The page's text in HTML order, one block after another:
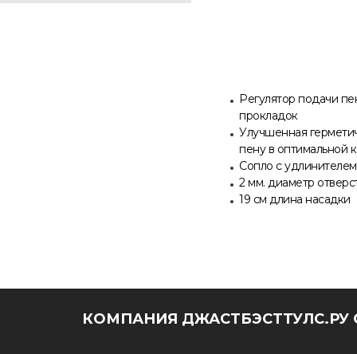
Регулятор подачи
прокладок
Улучшенная
пену в оптимальной
Сопло с
2 мм. диаметр
19 см длина насадки
КОМПАНИЯ